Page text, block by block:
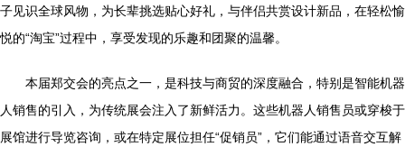
子见识全球风物，为长辈挑选贴心好礼，与伴侣共赏设计新品，在轻松愉
悦的“淘宝”过程中，享受发现的乐趣和团聚的温馨。
本届郑交会的亮点之一，是科技与商贸的深度融合，特别是智能机器
人销售的引入，为传统展会注入了新鲜活力。这些机器人销售员或穿梭于
展馆进行导览咨询，或在特定展位担任“促销员”，它们能通过语音交互解